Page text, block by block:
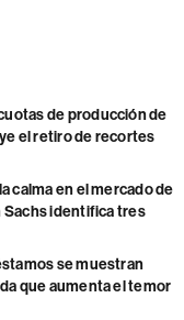
de producción de
el retiro de recortes
calma en el mercado de
Sachs identifica tres
se muestran
que aumenta el temor